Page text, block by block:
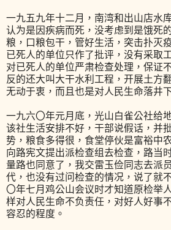
一九五九年十二月，南湾和出山店水
认为是因疾病而死，没考虑到是饿死
粮，口粮包干，管好生活，突击扑灭
已死人的单位只作了批评，没有采取
对已死人的单位严肃检查处理，保证
反的还大叫大干水利工程，开展土方
无动于衷，而且也是对人民生命落井
一九六〇年元月底，光山白雀公社给
该社生活安排不好，干部说假话，并
势，粮食多得很，食堂停伙是富裕中
向路宪文提出派检查组去检查，路当
量路也同意了，我交雷玉俭同志去派
代，也没有过问检查的情况，说了就
〇年七月鸡公山会议时才知道原检举
样对人民生命不负责任，对好人好事
容忍的程度。